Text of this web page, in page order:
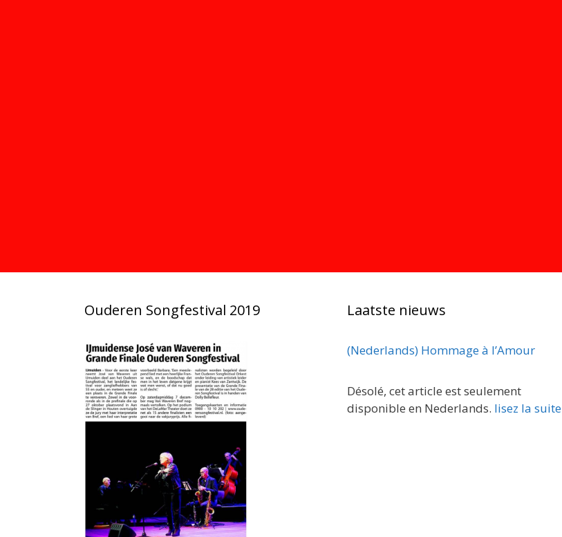
Ouderen Songfestival 2019 Laatste nieuws
(Nederlands) Hommage à l’Amour
Désolé, cet article est seulement
disponible en Nederlands. lisez la suite